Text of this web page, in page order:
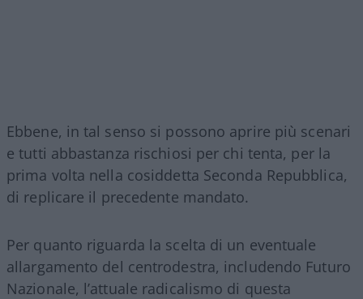
Ebbene, in tal senso si possono aprire più scenari
e tutti abbastanza rischiosi per chi tenta, per la
prima volta nella cosiddetta Seconda Repubblica,
di replicare il precedente mandato.
Per quanto riguarda la scelta di un eventuale
allargamento del centrodestra, includendo Futuro
Nazionale, l’attuale radicalismo di questa